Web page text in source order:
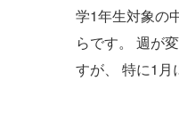
学1年生対象の
らです。 週が
すが、 特に1